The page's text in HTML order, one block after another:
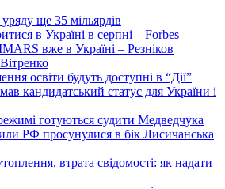
ще 35 мільярдів
в Україні в серпні – Forbes
вже в Україні – Резніков
освіти будуть доступні в “Дії”
кандидатський статус для України і
готуються судити Медведчука
РФ просунулися в бік Лисичанська
втрата свідомості: як надати